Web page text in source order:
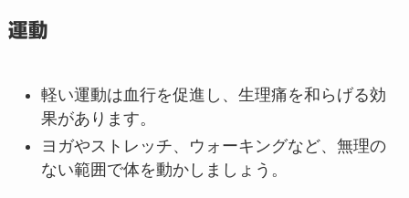
運動
軽い運動は血行を促進し、生理痛を和らげる効
果があります。
ヨガやストレッチ、ウォーキングなど、無理の
ない範囲で体を動かしましょう。